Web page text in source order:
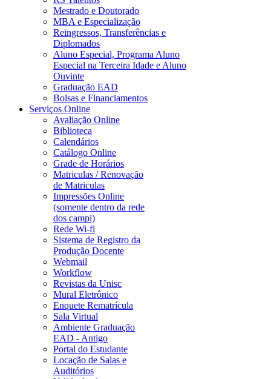
Mestrado e Doutorado
MBA e Especialização
Reingressos, Transferências e
Diplomados
Aluno Especial, Programa Aluno
Especial na Terceira Idade e Aluno
Ouvinte
Graduação EAD
Bolsas e Financiamentos
Serviços Online
Avaliação Online
Biblioteca
Calendários
Catálogo Online
Grade de Horários
Matriculas / Renovação
de Matriculas
Impressões Online
(somente dentro da rede
dos campi)
Rede Wi-fi
Sistema de Registro da
Produção Docente
Webmail
Workflow
Revistas da Unisc
Mural Eletrônico
Enquete Rematrícula
Sala Virtual
Ambiente Graduação
EAD - Antigo
Portal do Estudante
Locação de Salas e
Auditórios